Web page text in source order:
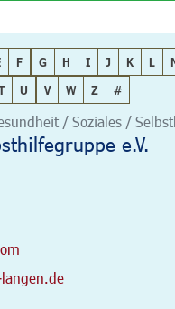
F G H I J K L
U V W Z #
/ Soziales /
e.V.